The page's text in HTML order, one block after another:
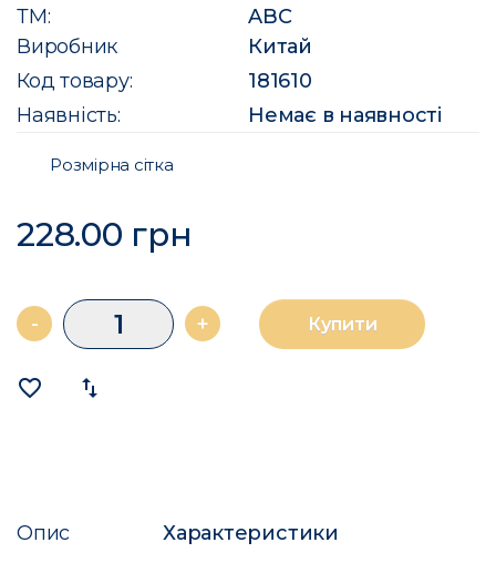
ТМ:
ABC
Виробник
Китай
Код товару:
181610
Наявність:
Немає в наявності
Розмірна сітка
228.00 грн
- + Купити
favorite_border import_export
Опис Характеристики